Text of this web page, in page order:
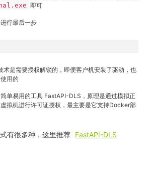
即可
行最后一步
术是需要授权解锁的，即便客户机安装了驱动，也
用的
单易用的工具 FastAPI-DLS，原理是通过模拟正
拟机进行许可证授权，最主要是它支持Docker部
有很多种，这里推荐 FastAPI-DLS